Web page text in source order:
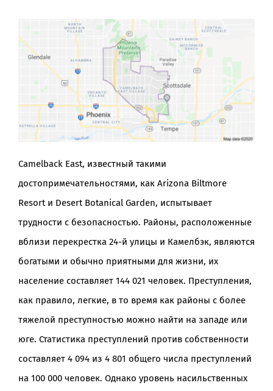
Camelback East, известный такими
достопримечательностями, как Arizona Biltmore
Resort и Desert Botanical Garden, испытывает
трудности с безопасностью. Районы, расположенные
вблизи перекрестка 24-й улицы и Камелбэк, являются
богатыми и обычно приятными для жизни, их
население составляет 144 021 человек. Преступления,
как правило, легкие, в то время как районы с более
тяжелой преступностью можно найти на западе или
юге. Статистика преступлений против собственности
составляет 4 094 из 4 801 общего числа преступлений
на 100 000 человек. Однако уровень насильственных